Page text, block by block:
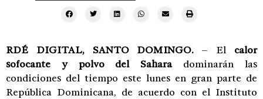
RDÉ DIGITAL, SANTO DOMINGO.– El calor
sofocante y polvo del Saharadominarán las
condiciones del tiempo este lunes en gran parte de
República Dominicana, de acuerdo con el Instituto